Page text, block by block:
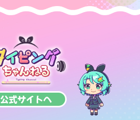
公式サイトへ